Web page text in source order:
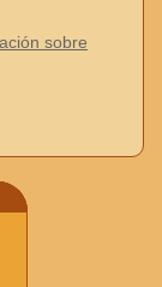
sobre